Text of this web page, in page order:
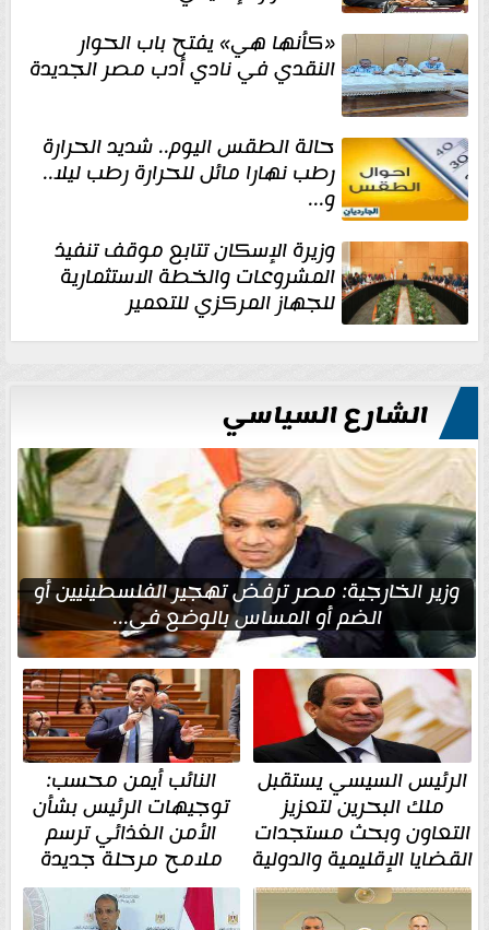
«كأنها هي» يفتح باب الحوار
النقدي في نادي أدب مصر الجديدة
حالة الطقس اليوم.. شديد الحرارة
رطب نهارا مائل للحرارة رطب ليلا..
و...
وزيرة الإسكان تتابع موقف تنفيذ
المشروعات والخطة الاستثمارية
للجهاز المركزي للتعمير
الشارع السياسي
وزير الخارجية: مصر ترفض تهجير الفلسطينيين أو
الضم أو المساس بالوضع في...
الرئيس السيسي يستقبل
ملك البحرين لتعزيز
التعاون وبحث مستجدات
القضايا الإقليمية والدولية
النائب أيمن محسب:
توجيهات الرئيس بشأن
الأمن الغذائي ترسم
ملامح مرحلة جديدة